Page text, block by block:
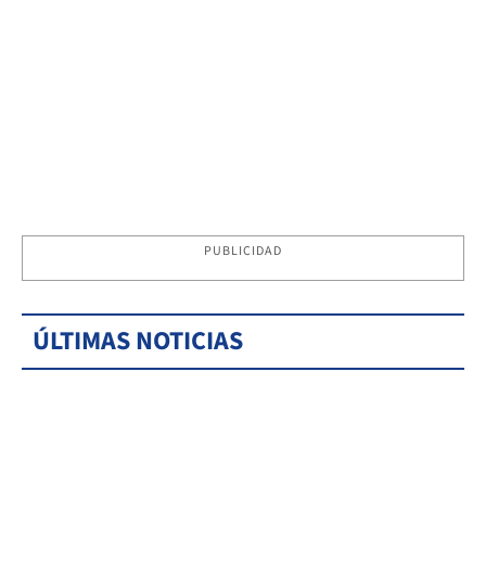
PUBLICIDAD
ÚLTIMAS NOTICIAS